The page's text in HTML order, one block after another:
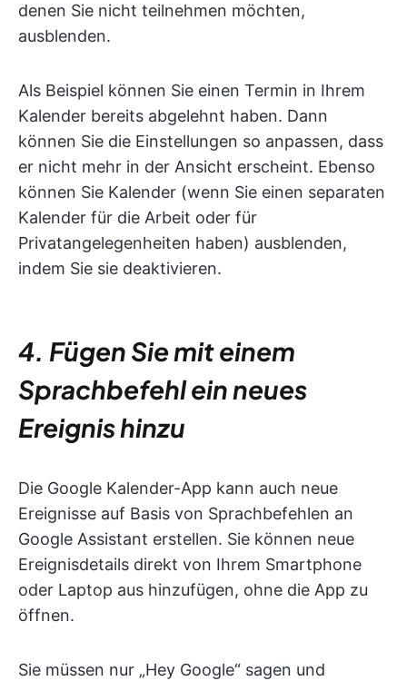
denen Sie nicht teilnehmen möchten,
ausblenden.
Als Beispiel können Sie einen Termin in Ihrem
Kalender bereits abgelehnt haben. Dann
können Sie die Einstellungen so anpassen, dass
er nicht mehr in der Ansicht erscheint. Ebenso
können Sie Kalender (wenn Sie einen separaten
Kalender für die Arbeit oder für
Privatangelegenheiten haben) ausblenden,
indem Sie sie deaktivieren.
4. Fügen Sie mit einem
Sprachbefehl ein neues
Ereignis hinzu
Die Google Kalender-App kann auch neue
Ereignisse auf Basis von Sprachbefehlen an
Google Assistant erstellen. Sie können neue
Ereignisdetails direkt von Ihrem Smartphone
oder Laptop aus hinzufügen, ohne die App zu
öffnen.
Sie müssen nur „Hey Google“ sagen und